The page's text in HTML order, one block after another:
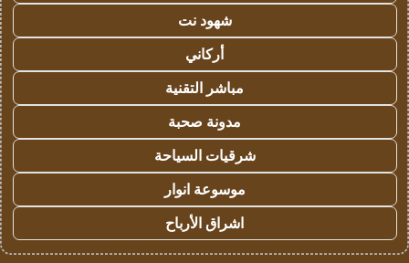
شهود نت
أركاني
مباشر التقنية
مدونة صحبة
شرقيات السياحة
موسوعة انوار
اشراق الأرباح